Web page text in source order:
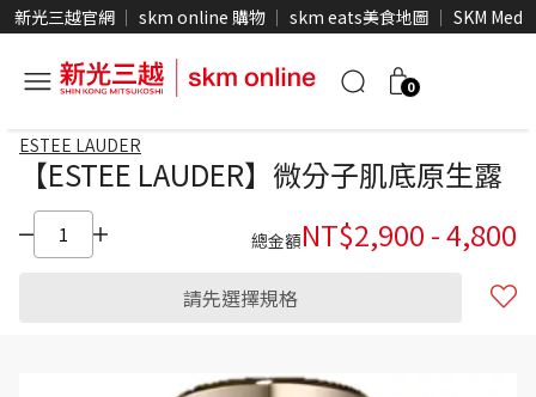
新光三越官網 skm online 購物 skm eats美食地圖 SKM Media
0
ESTEE LAUDER
【ESTEE LAUDER】微分子肌底原生露
總金額NT$2,900 -4,800
請先選擇規格